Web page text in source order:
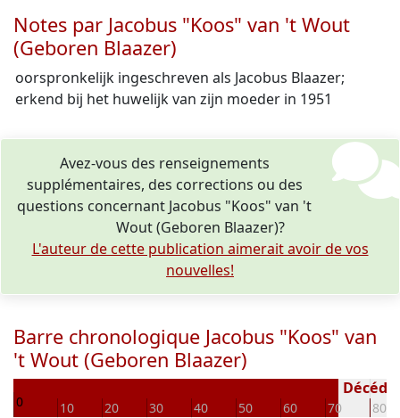
Notes par Jacobus "Koos" van 't Wout
(Geboren Blaazer)
oorspronkelijk ingeschreven als Jacobus Blaazer;
erkend bij het huwelijk van zijn moeder in 1951
Avez-vous des renseignements
supplémentaires, des corrections ou des
questions concernant Jacobus "Koos" van 't
Wout (Geboren Blaazer)?
L'auteur de cette publication aimerait avoir de vos
nouvelles!
Barre chronologique Jacobus "Koos" van
't Wout (Geboren Blaazer)
0 10 20 30 40 50 60 70 80